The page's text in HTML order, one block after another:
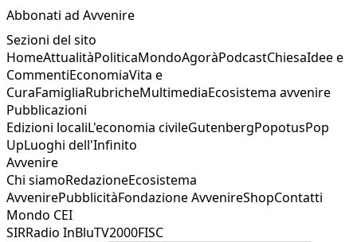
Abbonati ad Avvenire
Sezioni del sito
HomeAttualitàPoliticaMondoAgoràPodcastChiesaIdee e
CommentiEconomiaVita e
CuraFamigliaRubricheMultimediaEcosistema avvenire
Pubblicazioni
Edizioni localiL'economia civileGutenbergPopotusPop
UpLuoghi dell'Infinito
Avvenire
Chi siamoRedazioneEcosistema
AvvenirePubblicitàFondazione AvvenireShopContatti
Mondo CEI
SIRRadio InBluTV2000FISC